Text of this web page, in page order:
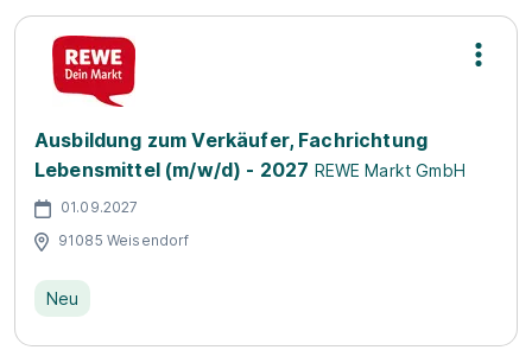
Ausbildung zum Verkäufer, Fachrichtung
Lebensmittel (m/w/d) - 2027 REWE Markt GmbH
01.09.2027
91085 Weisendorf
Neu